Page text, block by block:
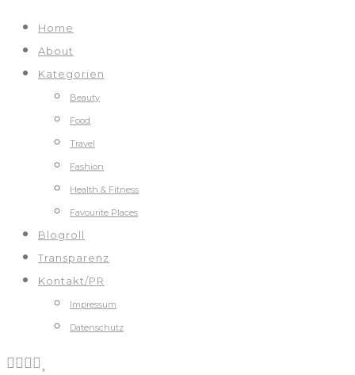
Home
About
Kategorien
Beauty
Food
Travel
Fashion
Health & Fitness
Favourite Places
Blogroll
Transparenz
Kontakt/PR
Impressum
Datenschutz